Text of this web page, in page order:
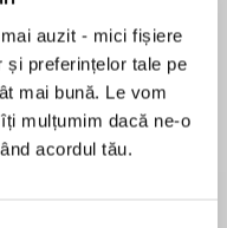
auzit - mici fișiere
preferințelor tale pe
mai bună. Le vom
mulțumim dacă ne-o
acordul tău.